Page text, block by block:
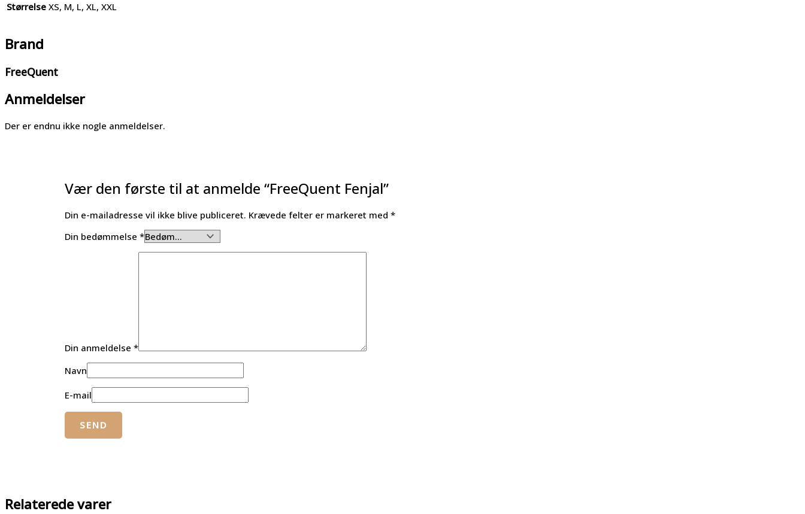
Størrelse XS, M, L, XL, XXL
Brand
FreeQuent
Anmeldelser
Der er endnu ikke nogle anmeldelser.
Vær den første til at anmelde “FreeQuent Fenjal”
Din e-mailadresse vil ikke blive publiceret. Krævede felter er markeret med*
Din bedømmelse*
Din anmeldelse*
Navn
E-mail
Relaterede varer